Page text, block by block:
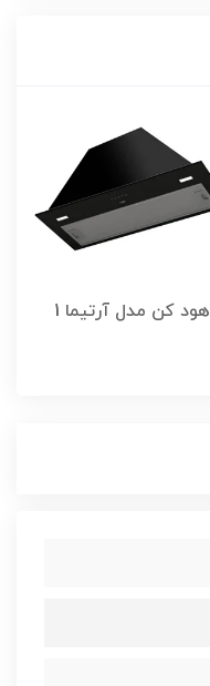
هود کن مدل آرتیما 1